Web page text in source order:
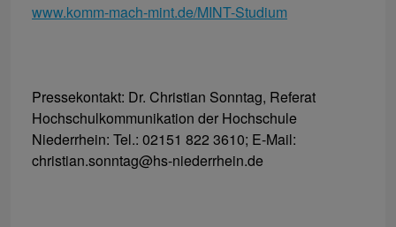
www.komm-mach-mint.de/MINT-Studium
Pressekontakt: Dr. Christian Sonntag, Referat
Hochschulkommunikation der Hochschule
Niederrhein: Tel.: 02151 822 3610; E-Mail:
christian.sonntag@hs-niederrhein.de